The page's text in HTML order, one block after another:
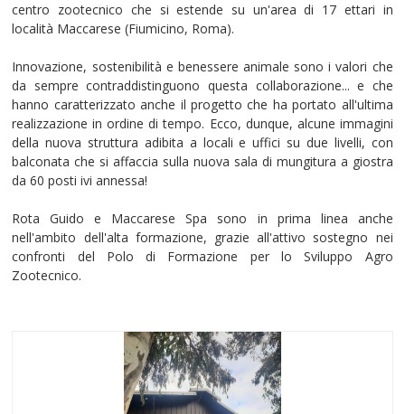
centro zootecnico che si estende su un'area di 17 ettari in
località Maccarese (Fiumicino, Roma).
Innovazione, sostenibilità e benessere animale sono i valori che
da sempre contraddistinguono questa collaborazione... e che
hanno caratterizzato anche il progetto che ha portato all'ultima
realizzazione in ordine di tempo. Ecco, dunque, alcune immagini
della nuova struttura adibita a locali e uffici su due livelli, con
balconata che si affaccia sulla nuova sala di mungitura a giostra
da 60 posti ivi annessa!
Rota Guido e Maccarese Spa sono in prima linea anche
nell'ambito dell'alta formazione, grazie all'attivo sostegno nei
confronti del Polo di Formazione per lo Sviluppo Agro
Zootecnico.